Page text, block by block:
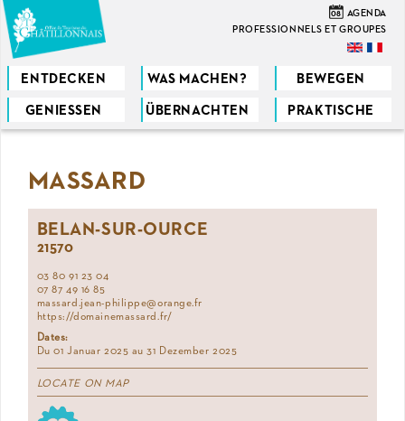
Direkt
zum
Inhalt
08 AGENDA
PROFESSIONNELS ET GROUPES
ENTDECKEN WAS MACHEN? BEWEGEN
GENIESSEN ÜBERNACHTEN PRAKTISCHE
Sie
hierMASSARD
BELAN-SUR-OURCE
21570
03 80 91 23 04
07 87 49 16 85
massard.jean-philippe@orange.fr
https://domainemassard.fr/
Dates:
Du 01 Januar 2025 au 31 Dezember 2025
LOCATE ON MAP